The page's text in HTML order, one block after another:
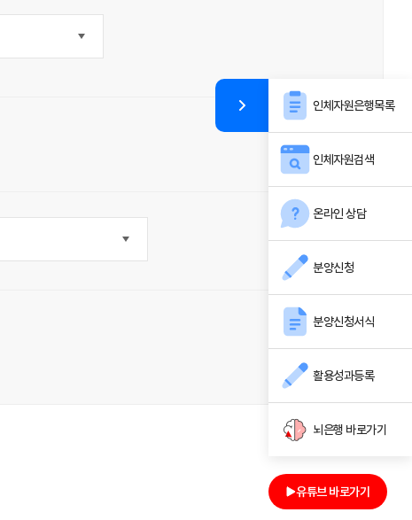
인체자원은행목록
인체자원검색
온라인 상담
분양신청
분양신청서식
활용성과등록
뇌은행 바로가기
유튜브 바로가기